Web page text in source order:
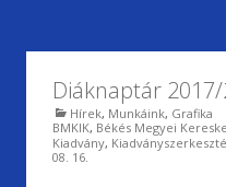
k
Diáknaptár
Hírek, Munkáink, Grafika
BMKIK, Békés Megyei
Kiadvány,
08. 16.